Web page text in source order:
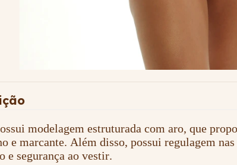
modelagem estruturada com aro, que
e marcante. Além disso, possui regulagem
e segurança ao vestir.